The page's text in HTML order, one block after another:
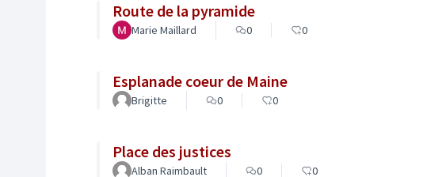
Route de la pyramide
Marie Maillard 0 0
Esplanade coeur de Maine
Brigitte 0 0
Place des justices
Alban Raimbault 0 0